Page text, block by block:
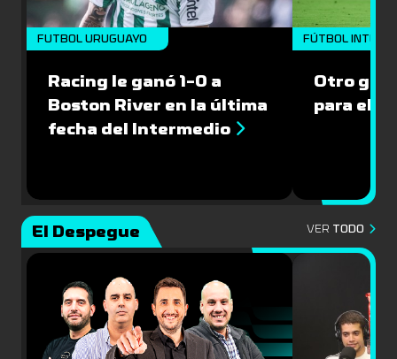
FUTBOL URUGUAYO
Racing le ganó 1-0 a
Boston River en la última
fecha del Intermedio
FÚTBOL
Otro gol
para el
El Despegue VER TODO